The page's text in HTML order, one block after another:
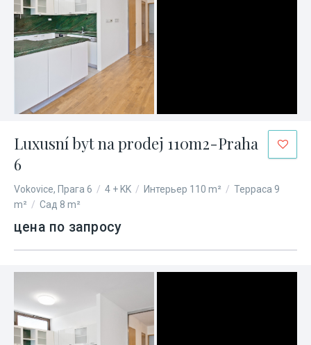
Luxusní byt na prodej 110m2-Praha
6
Vokovice, Прага 6 / 4 + KK / Интерьер 110 m² / Терраса 9
m² / Сад 8 m²
цена по запросу